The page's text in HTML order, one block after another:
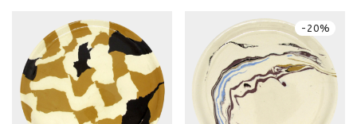
- 20%